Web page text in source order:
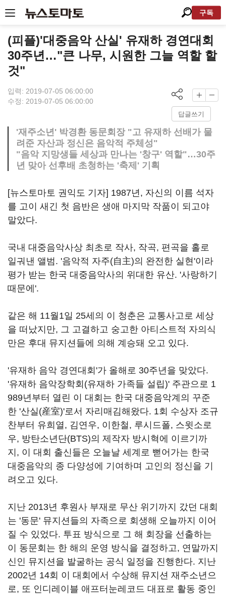
구독
(피플)'대중음악 산실' 유재하 경연대회
30주년…"큰 나무, 시원한 그늘 역할 할
것"
입력: 2019-07-05 06:00:00
수정: 2019-07-05 06:00:00
답글쓰기
'재주소년' 박경환 동문회장 "고 유재하 선배가 물
려준 자산과 정신은 음악적 주체성"
"음악 지망생들 세상과 만나는 '창구' 역할"…30주
년 맞아 선후배 초청하는 '축제' 기획
[뉴스토마토 권익도 기자] 1987년, 자신의 이름 석자
를 고이 새긴 첫 음반은 생애 마지막 작품이 되고야
말았다.
국내 대중음악사상 최초로 작사, 작곡, 편곡을 홀로
일궈낸 앨범. '음악적 자주(自主)의 완전한 실현'이라
평가 받는 한국 대중음악사의 위대한 유산. '사랑하기
때문에'.
같은 해 11월 1일 25세의 이 청춘은 교통사고로 세상
을 떠났지만, 그 고결하고 숭고한 아티스트적 자의식
만은 후대 뮤지션들에 의해 계승돼 오고 있다.
'유재하 음악 경연대회'가 올해로 30주년을 맞았다.
'유재하 음악장학회 (유재하 가족들 설립)' 주관으로 1
989년부터 열린 이 대회는 한국 대중음악계의 꾸준
한 '산실(産室)'로서 자리매김해왔다. 1회 수상자 조규
찬부터 유희열 , 김연우, 이한철 , 루시드폴, 스윗소로
우, 방탄소년단(BTS)의 제작자 방시혁에 이르기까
지 , 이 대회 출신들은 오늘날 세계로 뻗어가는 한국
대중음악의 종 다양성에 기여하며 고인의 정신을 기
려오고 있다.
지난 2013년 후원사 부재로 무산 위기까지 갔던 대회
는 '동문' 뮤지션들의 자족으로 회생해 오늘까지 이어
질 수 있었다. 투표 방식으로 그 해 회장을 선출하는
이 동문회는 한 해의 운영 방식을 결정하고, 연말까지
신인 뮤지션을 발굴하는 공식 일정을 진행한다. 지난
2002년 14회 이 대회에서 수상해 뮤지션 재주소년으
로, 또 인디레이블 애프터눈레코드 대표로 활동 중인